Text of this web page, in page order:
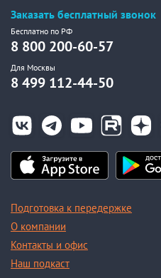
Заказать бесплатный звонок
Бесплатно по РФ
8 800 200-60-57
Для Москвы
8 499 112-44-50
Подготовка к передержке
О компании
Контакты и офис
Наш подкаст